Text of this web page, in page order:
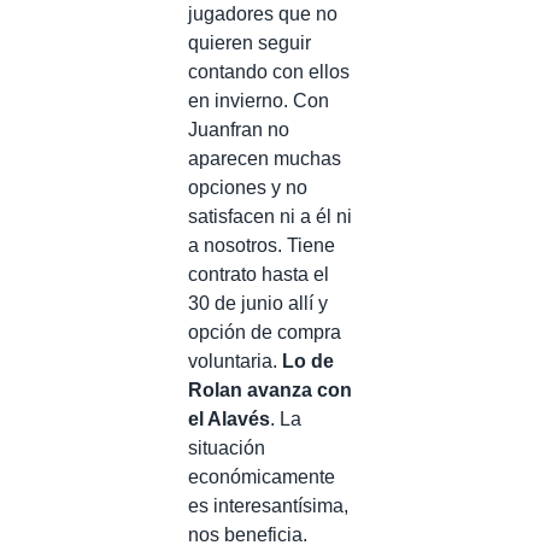
jugadores que no
quieren seguir
contando con ellos
en invierno. Con
Juanfran no
aparecen muchas
opciones y no
satisfacen ni a él ni
a nosotros. Tiene
contrato hasta el
30 de junio allí y
opción de compra
voluntaria. Lo de
Rolan avanza con
el Alavés. La
situación
económicamente
es interesantísima,
nos beneficia.